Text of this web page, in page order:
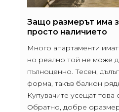
Защо размерът има
просто наличието
Много апартаменти
но реално той не може
пълноценно. Тесен,
форма, такъв балкон
Купувачите усещат
Обратно, добре